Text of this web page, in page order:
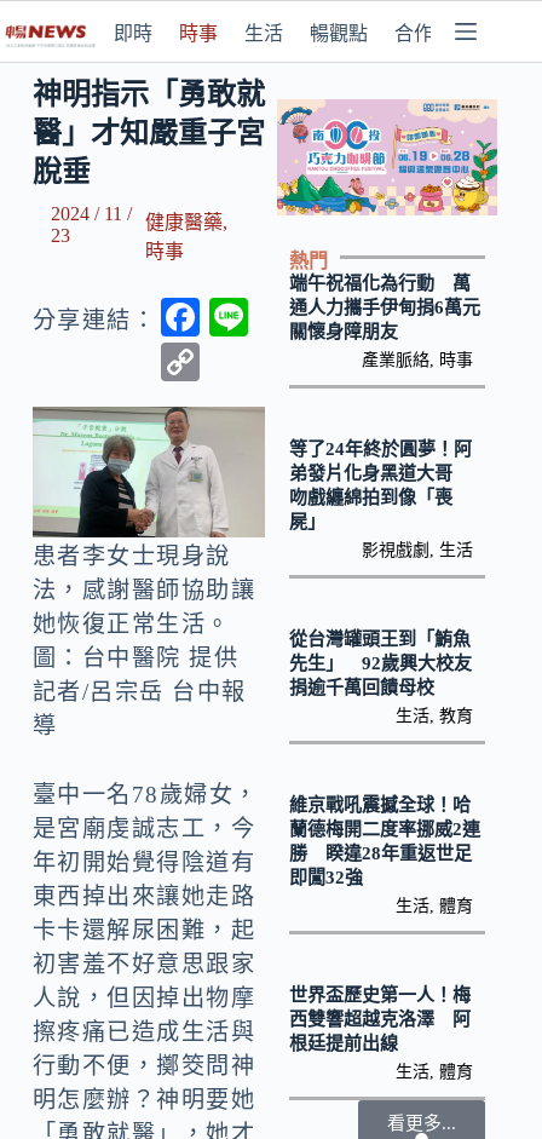
即時 時事 生活 暢觀點 合作媒體
神明指示「勇敢就
醫」才知嚴重子宮
脫垂
2024 / 11 /
23
健康醫藥,
時事
分享連結：
F
o
o
k
o
p
y
Li
n
k
患者李女士現身說
法，感謝醫師協助讓
她恢復正常生活。
圖：台中醫院 提供
記者/呂宗岳 台中報
導
臺中一名78歲婦女，
是宮廟虔誠志工，今
年初開始覺得陰道有
東西掉出來讓她走路
卡卡還解尿困難，起
初害羞不好意思跟家
人說，但因掉出物摩
擦疼痛已造成生活與
行動不便，擲筊問神
明怎麼辦？神明要她
「勇敢就醫」，她才
熱門
端午祝福化為行動 萬
通人力攜手伊甸捐6萬元
關懷身障朋友
產業脈絡 時事
等了24年終於圓夢！阿
弟發片化身黑道大哥
吻戲纏綿拍到像「喪
屍」
影視戲劇 生活
從台灣罐頭王到「鮪魚
先生」 92歲興大校友
捐逾千萬回饋母校
生活 ,教育
維京戰吼震撼全球！哈
蘭德梅開二度率挪威2連
勝 睽違28年重返世足
即闖32強
生活 ,體育
世界盃歷史第一人！梅
西雙響超越克洛澤 阿
根廷提前出線
生活 ,體育
看更多...